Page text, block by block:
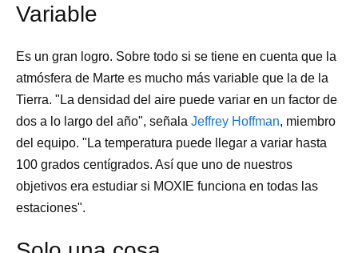
Variable
Es un gran logro. Sobre todo si se tiene en cuenta que la
atmósfera de Marte es mucho más variable que la de la
Tierra. "La densidad del aire puede variar en un factor de
dos a lo largo del año", señala Jeffrey Hoffman, miembro
del equipo. "La temperatura puede llegar a variar hasta
100 grados centígrados. Así que uno de nuestros
objetivos era estudiar si MOXIE funciona en todas las
estaciones".